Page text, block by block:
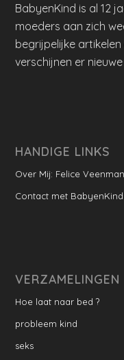
BabyenKind is al 12
moeders aan zich
begrijpelijke
verschijnen er
HANDIGE LINKS
Over Mij: Felice Veenman
Contact met BabyenKind
VERZAMELINGEN
Hoe laat naar bed ?
probleem kind
seks